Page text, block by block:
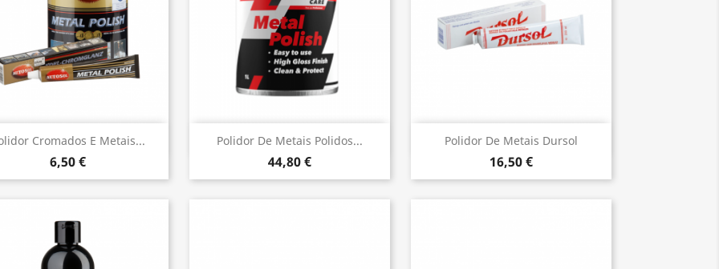
Cromados E Metais...
6,50 €
Vista rápida Polidor De Metais Polidos...
44,80 €
Vista rápida Polidor De Metais Dursol
16,50 €
 Vista rápida